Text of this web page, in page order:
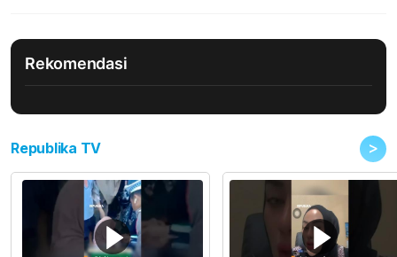
Rekomendasi
Republika TV >